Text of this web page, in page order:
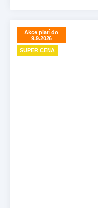
Akce platí do
9.9.2026
SUPER CENA